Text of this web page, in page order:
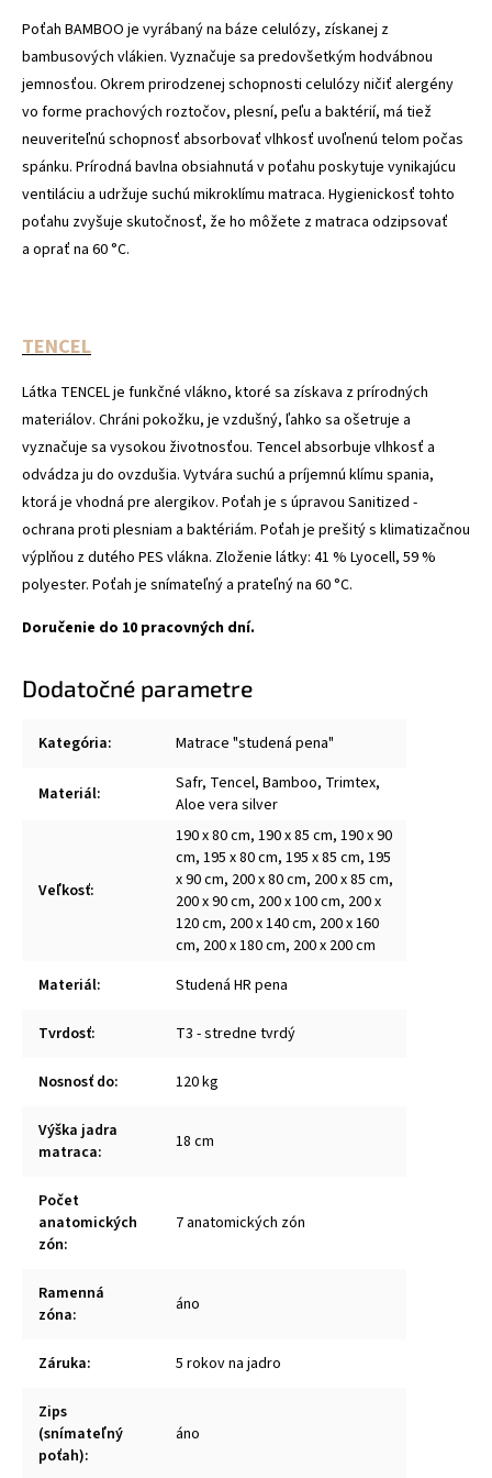
Poťah BAMBOO je vyrábaný na báze celulózy, získanej z
bambusových vlákien. Vyznačuje sa predovšetkým hodvábnou
jemnosťou. Okrem prirodzenej schopnosti celulózy ničiť alergény
vo forme prachových roztočov, plesní, peľu a baktérií, má tiež
neuveriteľnú schopnosť absorbovať vlhkosť uvoľnenú telom počas
spánku. Prírodná bavlna obsiahnutá v poťahu poskytuje vynikajúcu
ventiláciu a udržuje suchú mikroklímu matraca. Hygienickosť tohto
poťahu zvyšuje skutočnosť, že ho môžete z matraca odzipsovať
a oprať na 60 °C.
TENCEL
Látka TENCEL je funkčné vlákno, ktoré sa získava z prírodných
materiálov. Chráni pokožku, je vzdušný, ľahko sa ošetruje a
vyznačuje sa vysokou životnosťou. Tencel absorbuje vlhkosť a
odvádza ju do ovzdušia. Vytvára suchú a príjemnú klímu spania,
ktorá je vhodná pre alergikov. Poťah je s úpravou Sanitized -
ochrana proti plesniam a baktériám. Poťah je prešitý s klimatizačnou
výplňou z dutého PES vlákna. Zloženie látky: 41 % Lyocell, 59 %
polyester. Poťah je snímateľný a prateľný na 60 °C.
Doručenie do 10 pracovných dní.
Dodatočné parametre
Kategória: Matrace "studená pena"
Materiál:
Safr, Tencel, Bamboo, Trimtex,
Aloe vera silver
Veľkosť:
190 x 80 cm, 190 x 85 cm, 190 x 90
cm, 195 x 80 cm, 195 x 85 cm, 195
x 90 cm, 200 x 80 cm, 200 x 85 cm,
200 x 90 cm, 200 x 100 cm, 200 x
120 cm, 200 x 140 cm, 200 x 160
cm, 200 x 180 cm, 200 x 200 cm
Materiál: Studená HR pena
Tvrdosť: T3 - stredne tvrdý
Nosnosť do: 120 kg
Výška jadra
matraca: 18 cm
Počet
anatomických
zón:
7 anatomických zón
Ramenná
zóna: áno
Záruka: 5 rokov na jadro
Zips
(snímateľný
poťah):
áno